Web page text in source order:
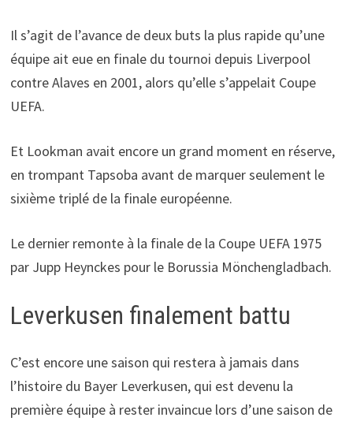
Il s’agit de l’avance de deux buts la plus rapide qu’une
équipe ait eue en finale du tournoi depuis Liverpool
contre Alaves en 2001, alors qu’elle s’appelait Coupe
UEFA.
Et Lookman avait encore un grand moment en réserve,
en trompant Tapsoba avant de marquer seulement le
sixième triplé de la finale européenne.
Le dernier remonte à la finale de la Coupe UEFA 1975
par Jupp Heynckes pour le Borussia Mönchengladbach.
Leverkusen finalement battu
C’est encore une saison qui restera à jamais dans
l’histoire du Bayer Leverkusen, qui est devenu la
première équipe à rester invaincue lors d’une saison de